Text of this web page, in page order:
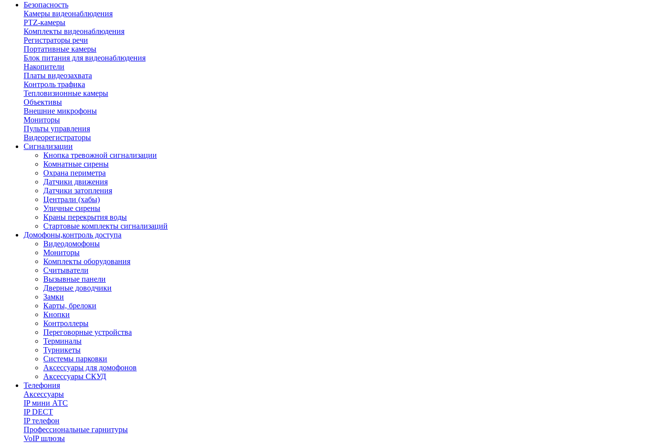
Безопасность
Камеры видеонаблюдения
PTZ-камеры
Комплекты видеонаблюдения
Регистраторы речи
Портативные камеры
Блок питания для видеонаблюдения
Накопители
Платы видеозахвата
Контроль трафика
Тепловизионные камеры
Объективы
Внешние микрофоны
Мониторы
Пульты управления
Видеорегистраторы
Сигнализации
Кнопка тревожной сигнализации
Комнатные сирены
Охрана периметра
Датчики движения
Датчики затопления
Централи (хабы)
Уличные сирены
Краны перекрытия воды
Стартовые комплекты сигнализаций
Домофоны,контроль доступа
Видеодомофоны
Мониторы
Комплекты оборудования
Считыватели
Вызывные панели
Дверные доводчики
Замки
Карты, брелоки
Кнопки
Контроллеры
Переговорные устройства
Терминалы
Турникеты
Системы парковки
Аксессуары для домофонов
Аксессуары СКУД
Телефония
Aксессуары
IP мини АТС
IP DECT
IP телефон
Профессиональные гарнитуры
VoIP шлюзы